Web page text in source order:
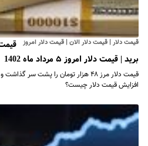
قیمت دلار | قیمت دلار الان | قیمت دلار امروز
برید | قیمت دلار امروز ۵ مرداد ماه 1402
افزایش قیمت دلار چیست؟